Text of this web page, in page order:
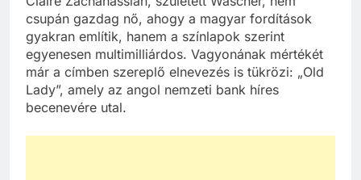
csupán gazdag nő, ahogy a magyar fordítások
gyakran említik, hanem a színlapok szerint
egyenesen multimilliárdos. Vagyonának mértékét
már a címben szereplő elnevezés is tükrözi: „Old
Lady”, amely az angol nemzeti bank híres
becenevére utal.